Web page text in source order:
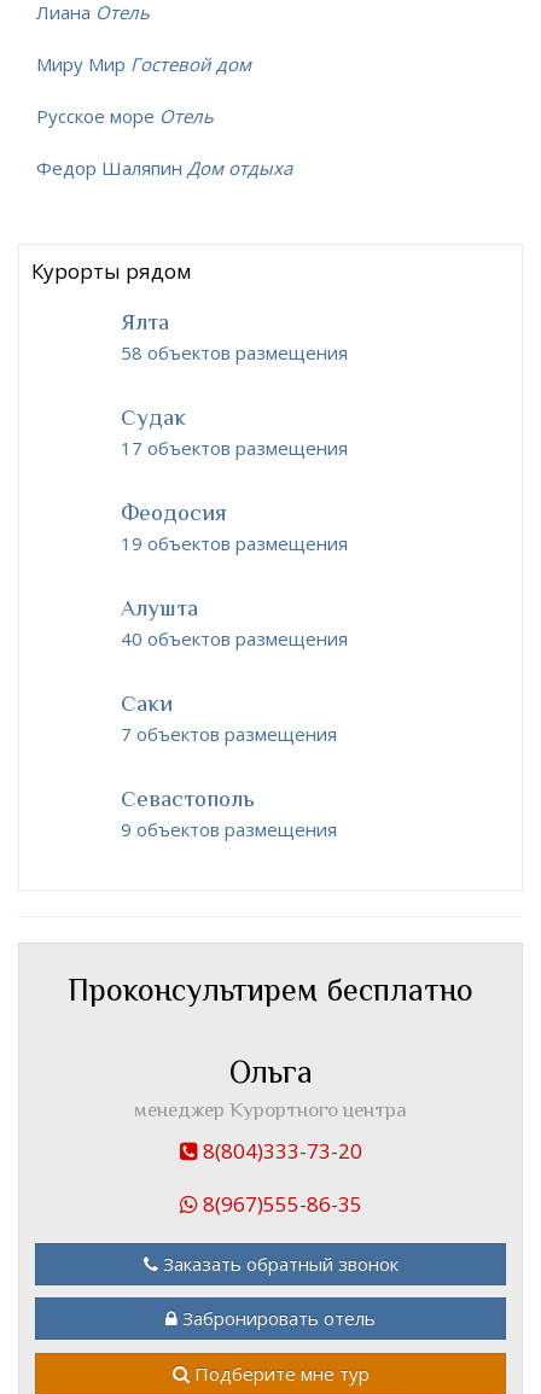
Лиана Отель
Миру Мир Гостевой дом
Русское море Отель
Федор Шаляпин Дом отдыха
Курорты рядом
Ялта
58 объектов размещения
Судак
17 объектов размещения
Феодосия
19 объектов размещения
Алушта
40 объектов размещения
Саки
7 объектов размещения
Севастополь
9 объектов размещения
Проконсультирем бесплатно
Ольга
менеджер Курортного центра
8(804)333-73-20
8(967)555-86-35
Заказать обратный звонок
Забронировать отель
Подберите мне тур